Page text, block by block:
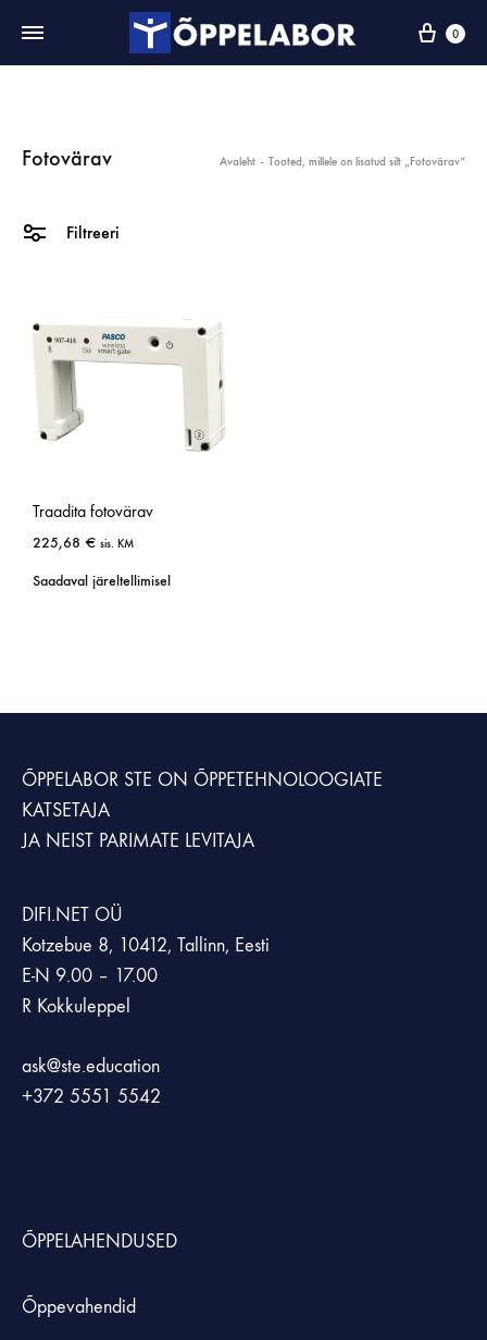
0
Fotovärav Avaleht - Tooted, millele on lisatud silt „Fotovärav“
Filtreeri
Traadita fotovärav
225,68 € sis. KM
Saadaval järeltellimisel
ÕPPELABOR STE ON ÕPPETEHNOLOOGIATE
KATSETAJA
JA NEIST PARIMATE LEVITAJA
DIFI.NET OÜ
Kotzebue 8, 10412, Tallinn, Eesti
E-N 9.00 – 17.00
R Kokkuleppel
ask@ste.education
+372 5551 5542
ÕPPELAHENDUSED
Õppevahendid